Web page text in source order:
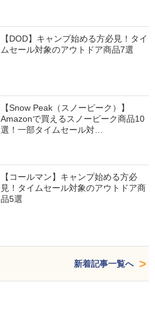
【DOD】キャンプ始める方必見！タイ
ムセール対象のアウトドア商品7選
【Snow Peak（スノーピーク）】
Amazonで買えるスノーピーク商品10
選！一部タイムセール対…
【コールマン】キャンプ始める方必
見！タイムセール対象のアウトドア商
品5選
新着記事一覧へ